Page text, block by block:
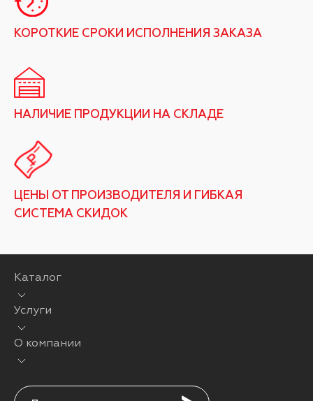
КОРОТКИЕ СРОКИ ИСПОЛНЕНИЯ ЗАКАЗА
НАЛИЧИЕ ПРОДУКЦИИ НА СКЛАДЕ
ЦЕНЫ ОТ ПРОИЗВОДИТЕЛЯ И ГИБКАЯ
СИСТЕМА СКИДОК
Каталог
Услуги
О компании